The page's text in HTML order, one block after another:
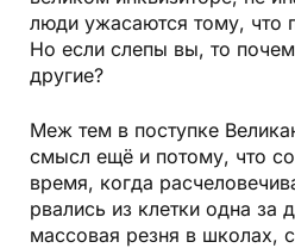
люди ужасаются тому, что
Но если слепы вы, то
другие?
Меж тем в поступке
смысл ещё и потому, что
время, когда
рвались из клетки одна за
массовая резня в школах,